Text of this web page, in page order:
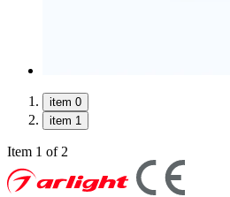
item 0
item 1
Item 1 of 2